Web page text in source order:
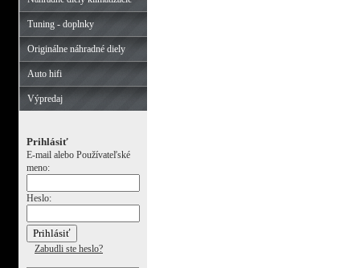
Tuning - doplnky
Originálne náhradné diely
Auto hifi
Výpredaj
Prihlásiť
E-mail alebo Používateľské
meno:
Heslo:
Zabudli ste heslo?